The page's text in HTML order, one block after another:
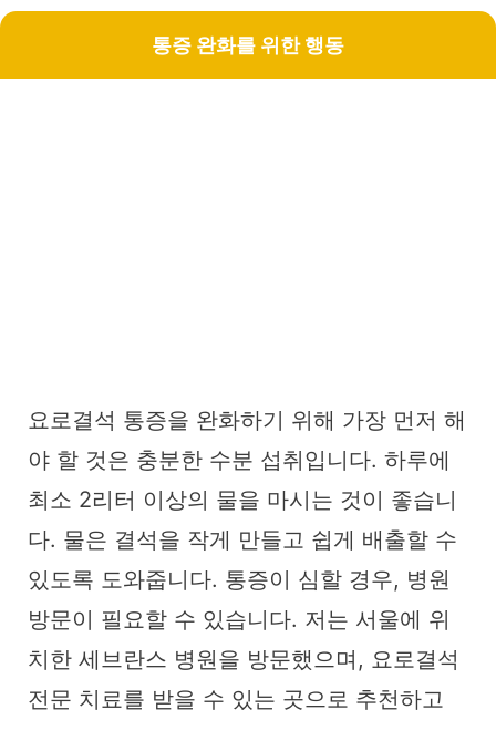
통증 완화를 위한 행동
요로결석 통증을 완화하기 위해 가장 먼저 해
야 할 것은 충분한 수분 섭취입니다. 하루에
최소 2리터 이상의 물을 마시는 것이 좋습니
다. 물은 결석을 작게 만들고 쉽게 배출할 수
있도록 도와줍니다. 통증이 심할 경우, 병원
방문이 필요할 수 있습니다. 저는 서울에 위
치한 세브란스 병원을 방문했으며, 요로결석
전문 치료를 받을 수 있는 곳으로 추천하고